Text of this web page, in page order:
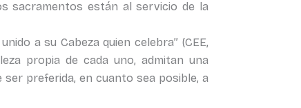
sacramentos están al servicio de la
a su Cabeza quien celebra” (CEE,
propia de cada uno, admitan una
preferida, en cuanto sea posible, a